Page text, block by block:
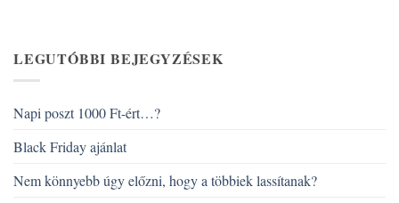
LEGUTÓBBI BEJEGYZÉSEK
Napi poszt 1000 Ft-ért…?
Black Friday ajánlat
Nem könnyebb úgy előzni, hogy a többiek lassítanak?